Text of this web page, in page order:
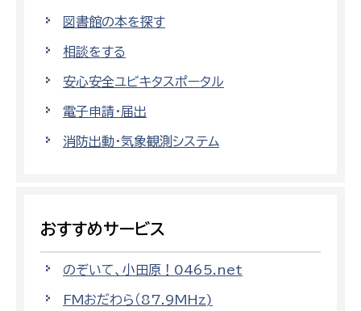
図書館の本を探す
相談をする
安心安全ユビキタスポータル
電子申請・届出
消防出動・気象観測システム
おすすめサービス
のぞいて、小田原！0465.net
FMおだわら（87.9MHz)